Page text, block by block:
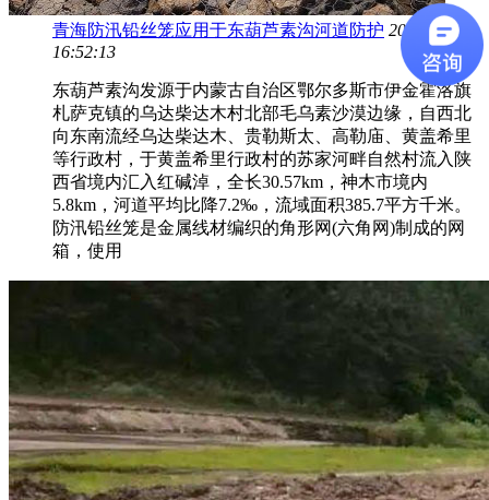
青海防汛铅丝笼应用于东葫芦素沟河道防护 2021-04-14
16:52:13
东葫芦素沟发源于内蒙古自治区鄂尔多斯市伊金霍洛旗
札萨克镇的乌达柴达木村北部毛乌素沙漠边缘，自西北
向东南流经乌达柴达木、贵勒斯太、高勒庙、黄盖希里
等行政村，于黄盖希里行政村的苏家河畔自然村流入陕
西省境内汇入红碱淖，全长30.57km，神木市境内
5.8km，河道平均比降7.2‰，流域面积385.7平方千米。
防汛铅丝笼是金属线材编织的角形网(六角网)制成的网
箱，使用